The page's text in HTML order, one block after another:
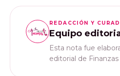
REDACCIÓN Y
Equipo
Esta nota fue
editorial de